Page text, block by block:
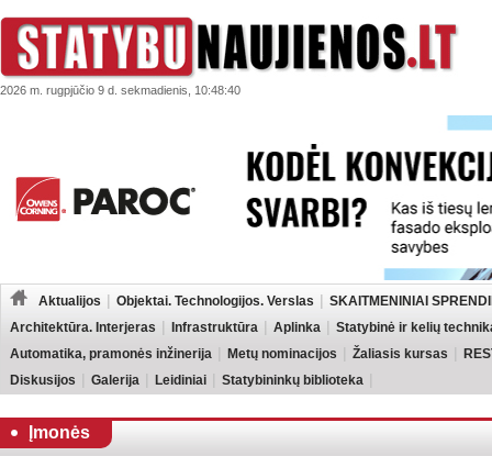
2026 m. rugpjūčio 9 d. sekmadienis, 10:48:40
Aktualijos Objektai. Technologijos. Verslas
SKAITMENINIAI
Architektūra. Interjeras
Infrastruktūra Aplinka
Statybinė ir kelių
Automatika, pramonės inžinerija
Metų nominacijos Žaliasis kursas
Diskusijos
Galerija Leidiniai Statybininkų biblioteka
Įmonės